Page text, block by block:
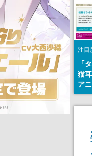
注目
「
猫
ア
か
の
め